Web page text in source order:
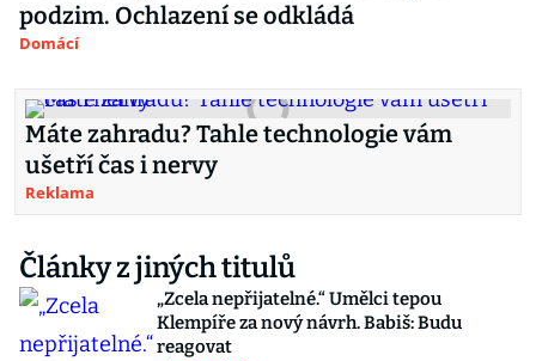
podzim. Ochlazení se odkládá
Domácí
Máte zahradu? Tahle technologie vám
ušetří čas i nervy
Reklama
Články z jiných titulů
„Zcela nepřijatelné.“ Umělci tepou
Klempíře za nový návrh. Babiš: Budu
reagovat